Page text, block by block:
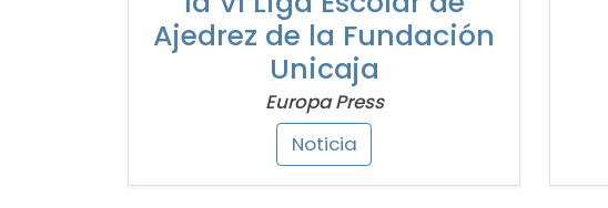
Ajedrez de la Fundación
Unicaja
Europa Press
Noticia